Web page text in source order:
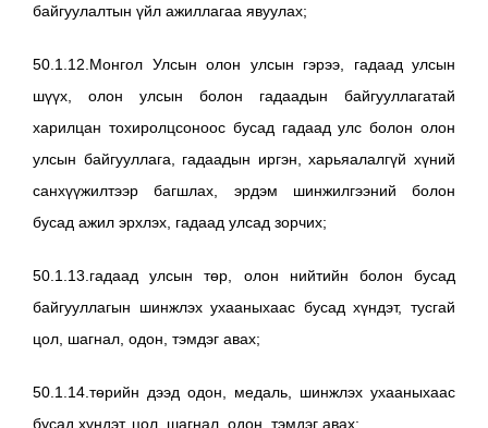
байгуулалтын үйл ажиллагаа явуулах;
50.1.12.Монгол Улсын олон улсын гэрээ, гадаад улсын
шүүх, олон улсын болон гадаадын байгууллагатай
харилцан тохиролцсоноос бусад гадаад улс болон олон
улсын байгууллага, гадаадын иргэн, харьяалалгүй хүний
санхүүжилтээр багшлах, эрдэм шинжилгээний болон
бусад ажил эрхлэх, гадаад улсад зорчих;
50.1.13.гадаад улсын төр, олон нийтийн болон бусад
байгууллагын шинжлэх ухааныхаас бусад хүндэт, тусгай
цол, шагнал, одон, тэмдэг авах;
50.1.14.төрийн дээд одон, медаль, шинжлэх ухааныхаас
бусад хүндэт, цол, шагнал, одон, тэмдэг авах;